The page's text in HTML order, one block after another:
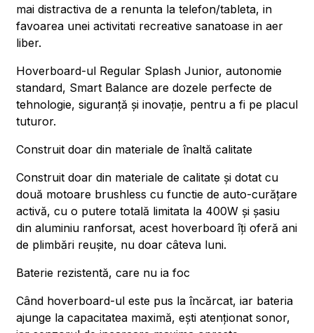
mai distractiva de a renunta la telefon/tableta, in
favoarea unei activitati recreative sanatoase in aer
liber.
Hoverboard-ul Regular Splash Junior, autonomie
standard, Smart Balance are dozele perfecte de
tehnologie, siguranță și inovație, pentru a fi pe placul
tuturor.
Construit doar din materiale de înaltă calitate
Construit doar din materiale de calitate și dotat cu
două motoare brushless cu functie de auto-curățare
activă, cu o putere totală limitata la 400W și șasiu
din aluminiu ranforsat, acest hoverboard îți oferă ani
de plimbări reușite, nu doar câteva luni.
Baterie rezistentă, care nu ia foc
Când hoverboard-ul este pus la încărcat, iar bateria
ajunge la capacitatea maximă, ești atenționat sonor,